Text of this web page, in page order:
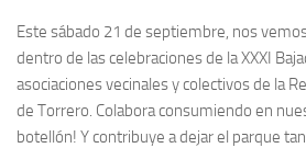
Este sábado 21 de septiembre, nos
dentro de las celebraciones de la XXXI
asociaciones vecinales y colectivos de la
de Torrero. Colabora consumiendo en
botellón! Y contribuye a dejar el parque